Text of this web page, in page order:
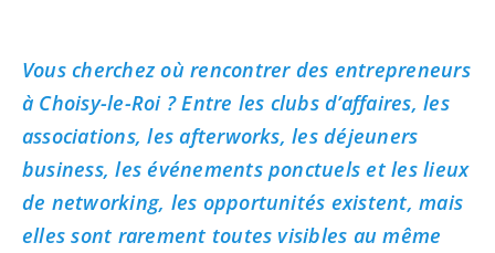
Vous cherchez où rencontrer des entrepreneurs
à Choisy-le-Roi ? Entre les clubs d’affaires, les
associations, les afterworks, les déjeuners
business, les événements ponctuels et les lieux
de networking, les opportunités existent, mais
elles sont rarement toutes visibles au même